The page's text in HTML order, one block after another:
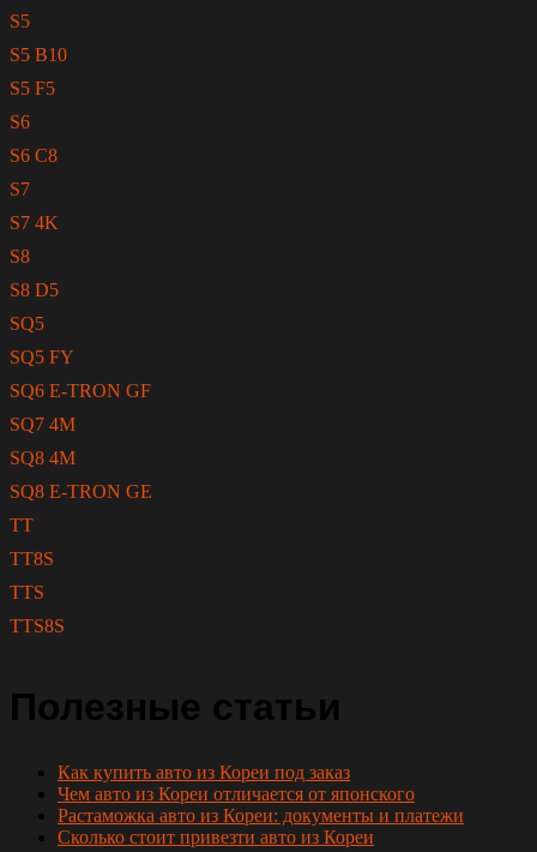
S5
S5 B10
S5 F5
S6
S6 C8
S7
S7 4K
S8
S8 D5
SQ5
SQ5 FY
SQ6 E-TRON GF
SQ7 4M
SQ8 4M
SQ8 E-TRON GE
TT
TT8S
TTS
TTS8S
Полезные статьи
Как купить авто из Кореи под заказ
Чем авто из Кореи отличается от японского
Растаможка авто из Кореи: документы и платежи
Сколько стоит привезти авто из Кореи